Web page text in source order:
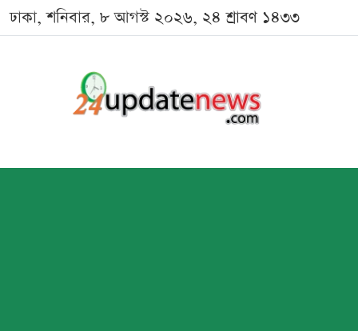
ঢাকা, শনিবার, ৮ আগস্ট ২০২৬, ২৪ শ্রাবণ ১৪৩৩